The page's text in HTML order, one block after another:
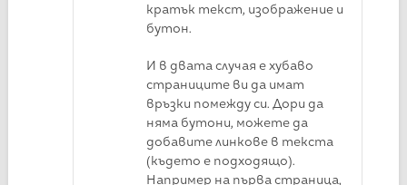
кратък текст, изображение и
бутон.
И в двата случая е хубаво
страниците ви да имат
връзки помежду си. Дори да
няма бутони, можете да
добавите линкове в текста
(където е подходящо).
Например на първа страница,